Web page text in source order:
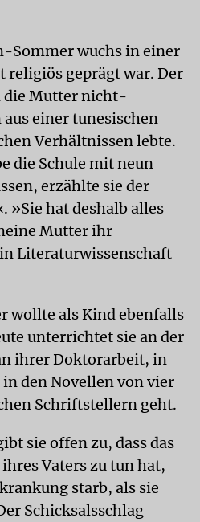
Sommer wuchs in einer
religiös geprägt war. Der
die Mutter nicht-
einer tunesischen
Verhältnissen lebte.
die Schule mit neun
erzählte sie der
»Sie hat deshalb alles
Mutter ihr
Literaturwissenschaft
wollte als Kind ebenfalls
unterrichtet sie an der
ihrer Doktorarbeit, in
den Novellen von vier
Schriftstellern geht.
sie offen zu, dass das
Vaters zu tun hat,
starb, als sie
Schicksalsschlag